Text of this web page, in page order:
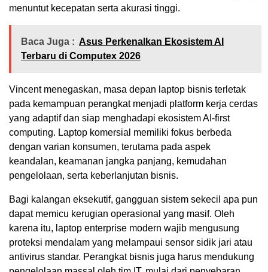
menuntut kecepatan serta akurasi tinggi.
Baca Juga : Asus Perkenalkan Ekosistem AI
Terbaru di Computex 2026
Vincent menegaskan, masa depan laptop bisnis terletak
pada kemampuan perangkat menjadi platform kerja cerdas
yang adaptif dan siap menghadapi ekosistem AI-first
computing. Laptop komersial memiliki fokus berbeda
dengan varian konsumen, terutama pada aspek
keandalan, keamanan jangka panjang, kemudahan
pengelolaan, serta keberlanjutan bisnis.
Bagi kalangan eksekutif, gangguan sistem sekecil apa pun
dapat memicu kerugian operasional yang masif. Oleh
karena itu, laptop enterprise modern wajib mengusung
proteksi mendalam yang melampaui sensor sidik jari atau
antivirus standar. Perangkat bisnis juga harus mendukung